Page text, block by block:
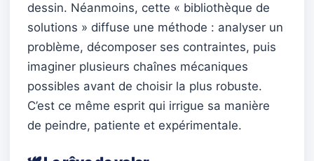
dessin. Néanmoins, cette « bibliothèque de
solutions » diffuse une méthode : analyser un
problème, décomposer ses contraintes, puis
imaginer plusieurs chaînes mécaniques
possibles avant de choisir la plus robuste.
C’est ce même esprit qui irrigue sa manière
de peindre, patiente et expérimentale.